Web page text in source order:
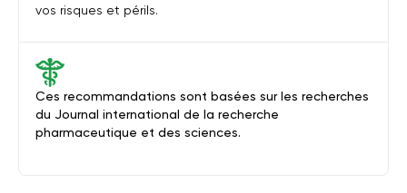
Ces recommandations sont basées sur les recherches
du Journal international de la recherche
pharmaceutique et des sciences.
vos risques et périls.